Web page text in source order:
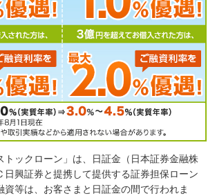
トックローン」は、日証金（日本証券金融株
日興証券と提携して提供する証券担保ローン
資等は、お客さまと日証金の間で行われま